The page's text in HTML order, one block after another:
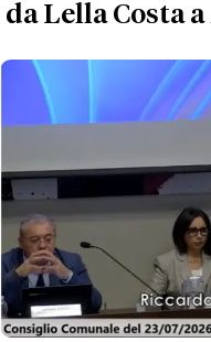
da Lella Costa